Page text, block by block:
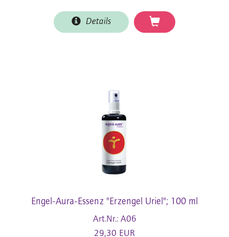
Details
Engel-Aura-Essenz "Erzengel Uriel"; 100 ml
Art.Nr.: A06
29,30 EUR